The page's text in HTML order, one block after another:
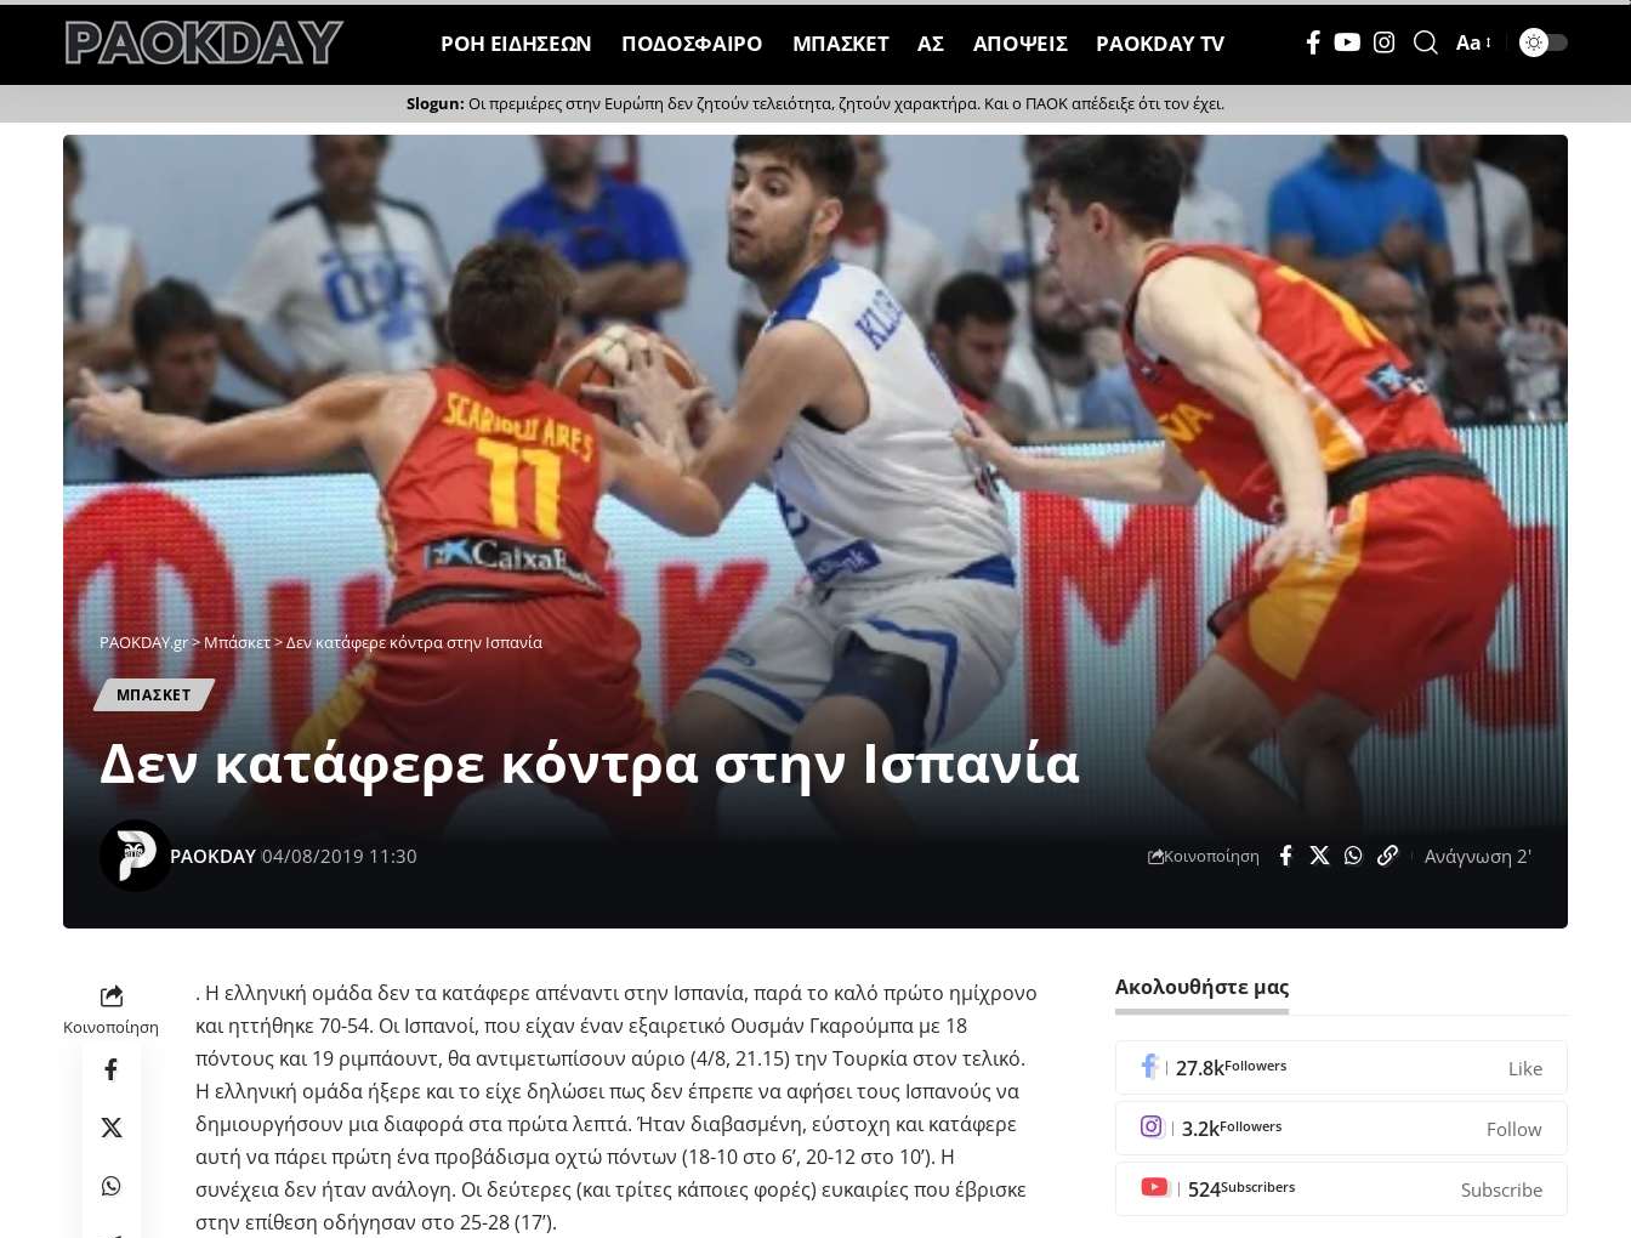
ΡΟΗ ΕΙΔΗΣΕΩΝ ΠΟΔΟΣΦΑΙΡΟ ΜΠΑΣΚΕΤ ΑΣ ΑΠΟΨΕΙΣ PAOKDAY TV
Μέγεθος
Γραμματοσειράς
Aa
Οι πρεμιέρες στην Ευρώπη δεν ζητούν τελειότητα, ζητούν χαρακτήρα. Και ο ΠΑΟΚ απέδειξε ότι τον έχει.
PAOKDAY.gr> Μπάσκετ>Δεν κατάφερε κόντρα στην Ισπανία
ΜΠΑΣΚΕΤ
Δεν κατάφερε κόντρα στην Ισπανία
PAOKDAY 04/08/2019 11:30 Κοινοποίηση Ανάγνωση 2'
Κοινοποίηση
. Η ελληνική ομάδα δεν τα κατάφερε απέναντι στην Ισπανία, παρά το καλό πρώτο ημίχρονο
και ηττήθηκε 70-54. Οι Ισπανοί, που είχαν έναν εξαιρετικό Ουσμάν Γκαρούμπα με 18
πόντους και 19 ριμπάουντ, θα αντιμετωπίσουν αύριο (4/8, 21.15) την Τουρκία στον τελικό.
Η ελληνική ομάδα ήξερε και το είχε δηλώσει πως δεν έπρεπε να αφήσει τους Ισπανούς να
δημιουργήσουν μια διαφορά στα πρώτα λεπτά. Ήταν διαβασμένη, εύστοχη και κατάφερε
αυτή να πάρει πρώτη ένα προβάδισμα οχτώ πόντων (18-10 στο 6’, 20-12 στο 10’). Η
συνέχεια δεν ήταν ανάλογη. Οι δεύτερες (και τρίτες κάποιες φορές) ευκαιρίες που έβρισκε
στην επίθεση οδήγησαν στο 25-28 (17’).
Ακολουθήστε μας
27.8kFollowers Like
3.2kFollowers Follow
524Subscribers Subscribe